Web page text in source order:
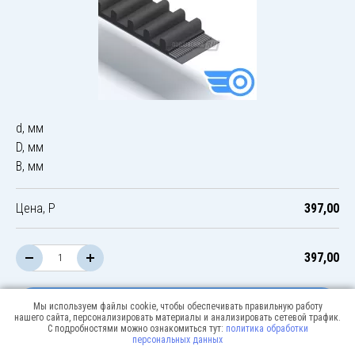
d, мм
D, мм
B, мм
Цена, Р 397,00
397,00
В корзину
Мы используем файлы cookie, чтобы обеспечивать правильную работу
нашего сайта, персонализировать материалы и анализировать сетевой трафик.
С подробностями можно ознакомиться тут: политика обработки
персональных данных